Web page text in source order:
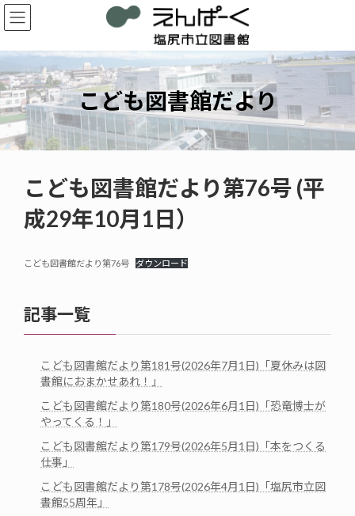
コ
ン
ン
ツ
へ
ス
キ
ッ
プ
ナ
ビ
ー
シ
ョ
ン
に
移
動
こども図書館だより
こども図書館だより第76号 (平
成29年10月1日）
こども図書館だより第76号 ダウンロード
記事一覧
こども図書館だより第181号(2026年7月1日)「夏休みは図
書館におまかせあれ！」
こども図書館だより第180号(2026年6月1日)「恐竜博士が
やってくる！」
こども図書館だより第179号(2026年5月1日)「本をつくる
仕事」
こども図書館だより第178号(2026年4月1日)「塩尻市立図
書館55周年」